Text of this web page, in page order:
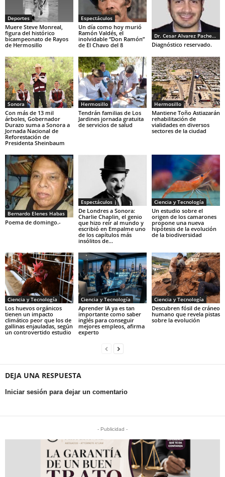
Deportes
Muere Steve Monreal,
figura del histórico
bicampeonato de Rayos
de Hermosillo
Espectáculos
Un día como hoy murió
Ramón Valdés, el
inolvidable “Don Ramón”
de El Chavo del 8
Dr. Cesar Alvarez Pacheco
Diagnóstico reservado.
Sonora
Con más de 13 mil
árboles, Gobernador
Durazo suma a Sonora a
Jornada Nacional de
Reforestación de
Presidenta Sheinbaum
Hermosillo
Tendrán familias de Los
Jardines jornada gratuita
de servicios de salud
Hermosillo
Mantiene Toño Astiazarán
rehabilitación de
vialidades en diversos
sectores de la ciudad
Bernardo Elenes Habas
Poema de domingo.-
Espectáculos
De Londres a Sonora:
Charlie Chaplin, el genio
que hizo reír al mundo y
escribió en Empalme uno
de los capítulos más
insólitos de...
Ciencia y Tecnología
Un estudio sobre el
origen de los camarones
propone una nueva
hipótesis de la evolución
de la biodiversidad
Ciencia y Tecnología
Los huevos orgánicos
tienen un impacto
climático peor que los de
gallinas enjauladas, según
un controvertido estudio
Ciencia y Tecnología
Aprender IA ya es tan
importante como saber
inglés para conseguir
mejores empleos, afirma
experto
Ciencia y Tecnología
Descubren fósil de cráneo
humano que revela pistas
sobre la evolución
DEJA UNA RESPUESTA
Iniciar sesión para dejar un comentario
- Publicidad -